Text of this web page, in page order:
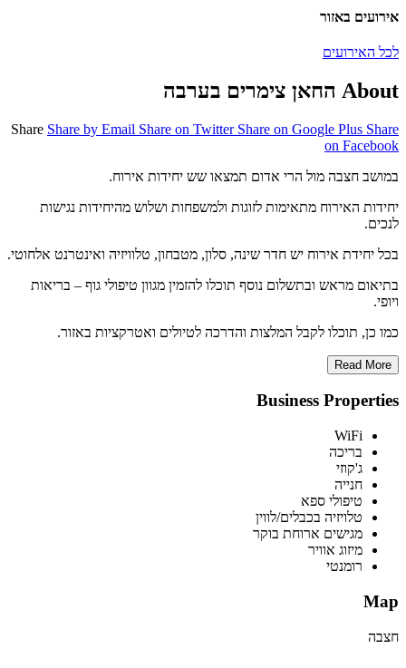
אירועים באזור
לכל האירועים
About החאן צימרים בערבה
Share Share by Email Share on Twitter Share on Google Plus Share
on Facebook
במושב חצבה מול הרי אדום תמצאו שש יחידות אירוח.
יחידות האירוח מתאימות לזוגות ולמשפחות ושלוש מהיחידות נגישות
לנכים.
בכל יחידת אירוח יש חדר שינה, סלון, מטבחון, טלוויזיה ואינטרנט אלחוטי.
בתיאום מראש ובתשלום נוסף תוכלו להזמין מגוון טיפולי גוף – בריאות
ויופי.
כמו כן, תוכלו לקבל המלצות והדרכה לטיולים ואטרקציות באזור.
Read More
Business Properties
WiFi
בריכה
ג'קוזי
חנייה
טיפולי ספא
טלויזיה בכבלים/לווין
מגישים ארוחת בוקר
מיזוג אוויר
רומנטי
Map
חצבה